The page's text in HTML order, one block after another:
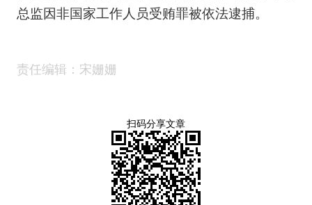
总监因非国家工作人员受贿罪被依法逮捕。
责任编辑：宋姗姗
扫码分享文章